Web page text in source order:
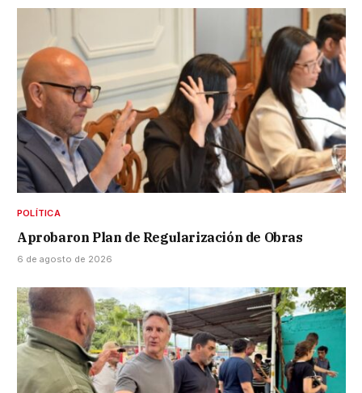
POLÍTICA
Aprobaron Plan de Regularización de Obras
6 de agosto de 2026